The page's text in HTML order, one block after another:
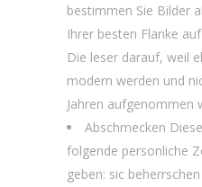
bestimmen Sie Bilder
Ihrer besten Flanke
Die leser darauf, weil
modern werden und
Jahren aufgenommen
Abschmecken
folgende personliche
geben: sic